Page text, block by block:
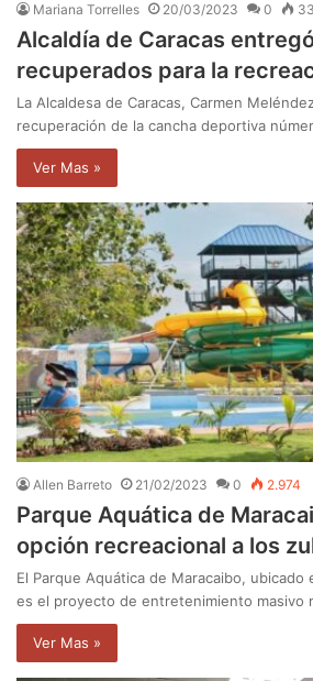
Mariana Torrelles 20/03/2023 0
Alcaldía de Caracas
recuperados para la
La Alcaldesa de Caracas, Carmen
recuperación de la cancha deportiva
Ver Mas »
Allen Barreto 21/02/2023 0 2.974
Parque Aquática de
opción recreacional a los
El Parque Aquática de Maracaibo, ubicado
es el proyecto de entretenimiento masivo
Ver Mas »